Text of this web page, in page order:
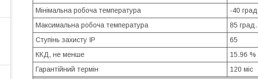
Мінімальна робоча температура
-40
Максимальна робоча температура
85 град.
Ступінь захисту IP
65
ККД, не менше
15.96 %
Гарантійний термін
120 міс